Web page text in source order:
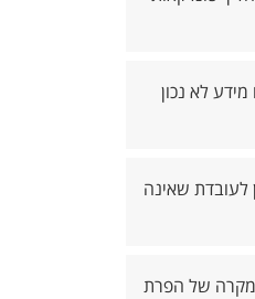
לא נכון
לעובדת שאינה
של הפרת